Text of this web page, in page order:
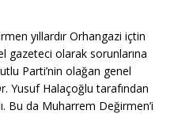
yıllardır Orhangazi içtin
gazeteci olarak sorunlarına
Parti’nin olağan genel
Yusuf Halaçoğlu tarafından
Bu da Muharrem Değirmen’i